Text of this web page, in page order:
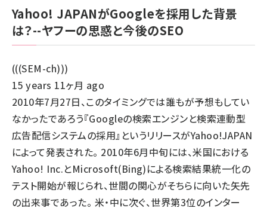
Yahoo! JAPANがGoogleを採用した背景
は？--ヤフーの思惑と今後のSEO
(((SEM-ch)))
15 years 11ヶ月 ago
2010年7月27日、このタイミングでは誰もが予想もしてい
なかったであろう『Googleの検索エンジンと検索連動型
広告配信システムの採用』というリリースがYahoo!JAPAN
によって発表された。 2010年6月中旬には、米国における
Yahoo! Inc.とMicrosoft(Bing)による検索結果統一化の
テスト開始が報じられ、世間の関心がそちらに向いた矢先
の出来事であった。 米・中に次ぐ、世界第3位のインター